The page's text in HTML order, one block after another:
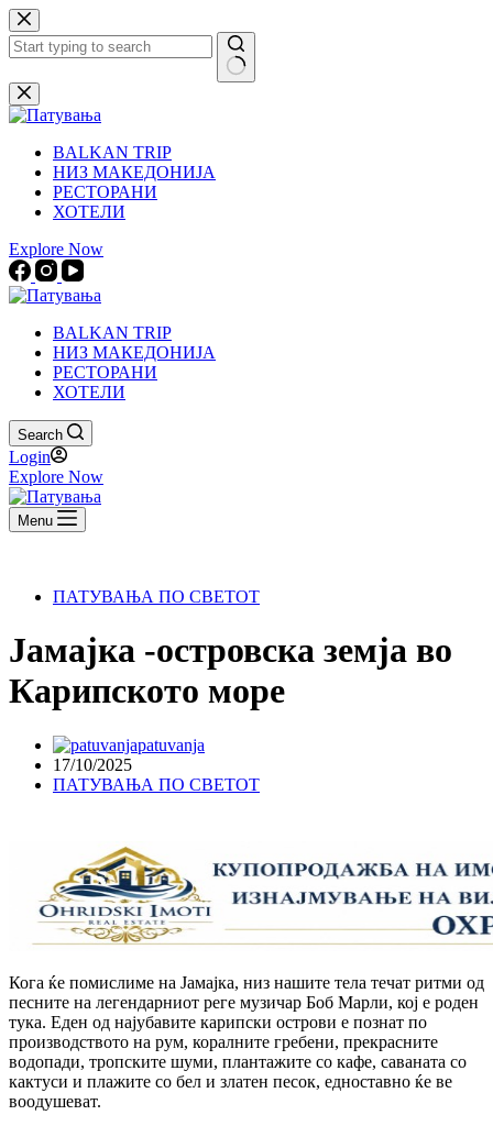
Skip
to
content
No
results
BALKAN TRIP
НИЗ МАКЕДОНИЈА
РЕСТОРАНИ
ХОТЕЛИ
Explore Now
BALKAN TRIP
НИЗ МАКЕДОНИЈА
РЕСТОРАНИ
ХОТЕЛИ
Search
Login
Explore Now
Menu
ПАТУВАЊА ПО СВЕТОТ
Јамајка -островска земја во
Карипското море
patuvanja
17/10/2025
ПАТУВАЊА ПО СВЕТОТ
Кога ќе помислиме на Јамајка, низ нашите тела течат ритми од
песните на легендарниот реге музичар Боб Марли, кој е роден
тука. Еден од најубавите карипски острови е познат по
производството на рум, коралните гребени, прекрасните
водопади, тропските шуми, плантажите со кафе, саваната со
кактуси и плажите со бел и златен песок, едноставно ќе ве
воодушеват.